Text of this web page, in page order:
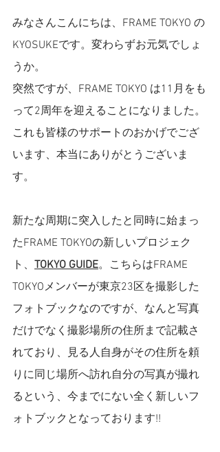
みなさんこんにちは、FRAME TOKYO の
KYOSUKEです。変わらずお元気でしょ
うか。
突然ですが、FRAME TOKYO は11月をも
って2周年を迎えることになりました。
これも皆様のサポートのおかげでござ
います、本当にありがとうございま
す。
新たな周期に突入したと同時に始まっ
たFRAME TOKYOの新しいプロジェク
ト、 TOKYO GUIDE。こちらはFRAME
TOKYOメンバーが東京23区を撮影した
フォトブックなのですが、なんと写真
だけでなく撮影場所の住所まで記載さ
れており、見る人自身がその住所を頼
りに同じ場所へ訪れ自分の写真が撮れ
るという、今までにない全く新しいフ
ォトブックとなっております!!